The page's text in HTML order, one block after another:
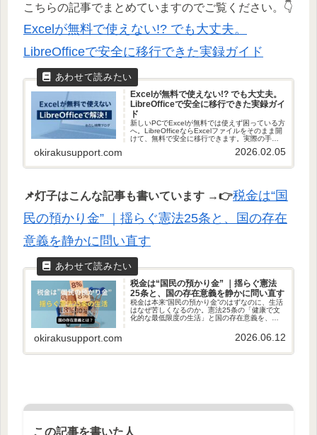
こちらの記事でまとめていますのでご覧ください。👇
Excelが無料で使えない!? でも大丈夫。
LibreOfficeで安全に移行できた実録ガイド
Excelが無料で使えない!? でも大丈夫。
LibreOfficeで安全に移行できた実録ガイ
ド
新しいPCでExcelが無料では使えず困っている方
へ。LibreOfficeならExcelファイルをそのまま開
けて、無料で安全に移行できます。実際の手順
okirakusupport.com 2026.02.05
📌灯子はこんな記事も書いています →👉税金は“国
民の預かり金” ｜揺らぐ憲法25条と、国の存在
意義を静かに問い直す
税金は“国民の預かり金” ｜揺らぐ憲法
25条と、国の存在意義を静かに問い直す
税金は本来“国民の預かり金”のはずなのに、生活
はなぜ苦しくなるのか。憲法25条の「健康で文
化的な最低限度の生活」と国の存在意義を、庶
okirakusupport.com 2026.06.12
この記事を書いた人